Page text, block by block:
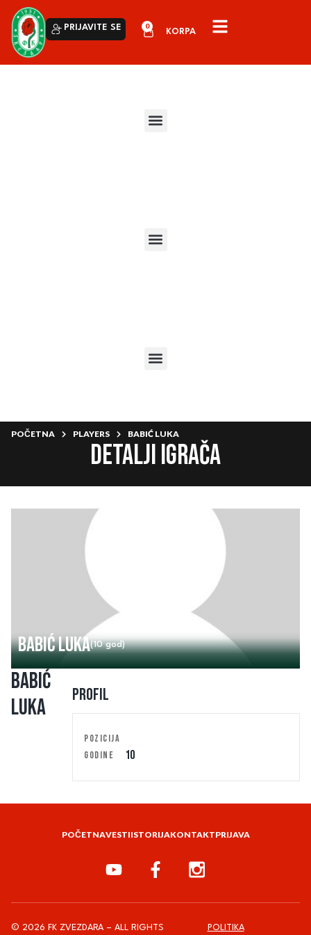
PRIJAVITE SE 0
POČETNA PLAYERS BABIĆ LUKA
Detalji igrača
Babić Luka(10 god)
Babić
Luka
Profil
POZICIJA
GODINE
10
POČETNAVESTIISTORIJAKONTAKTPRIJAVA
© 2026 FK ZVEZDARA – ALL RIGHTS POLITIKA